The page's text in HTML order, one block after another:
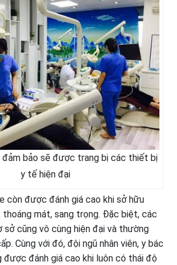
đảm bảo sẽ được trang bị các thiết bị
y tế hiện đại
còn được đánh giá cao khi sở hữu
thoáng mát, sang trọng. Đặc biệt, các
cũng vô cùng hiện đại và thường
Cùng với đó, đội ngũ nhân viên, y bác
được đánh giá cao khi luôn có thái độ